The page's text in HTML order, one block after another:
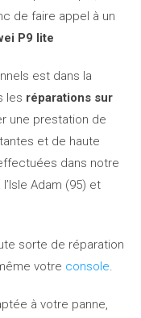
de faire appel à un
P9 lite
est dans la
les réparations sur
une prestation de
et de haute
dans notre
l’Isle Adam (95) et
sorte de réparation
votre console.
à votre panne,